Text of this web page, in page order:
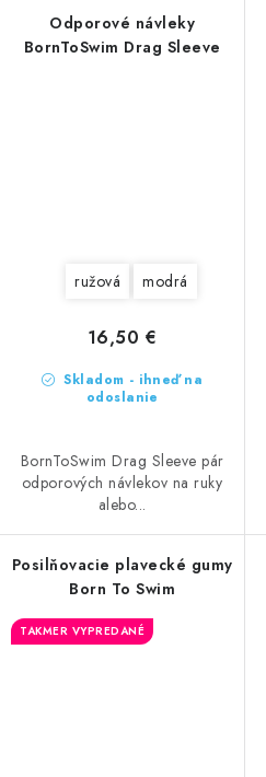
Odporové návleky
BornToSwim Drag Sleeve
ružová modrá
Skladom - ihneď na
odoslanie
16,50 €
BornToSwim Drag Sleeve pár
odporových návlekov na ruky
alebo...
Posilňovacie plavecké gumy
Born To Swim
TAKMER VYPREDANÉ